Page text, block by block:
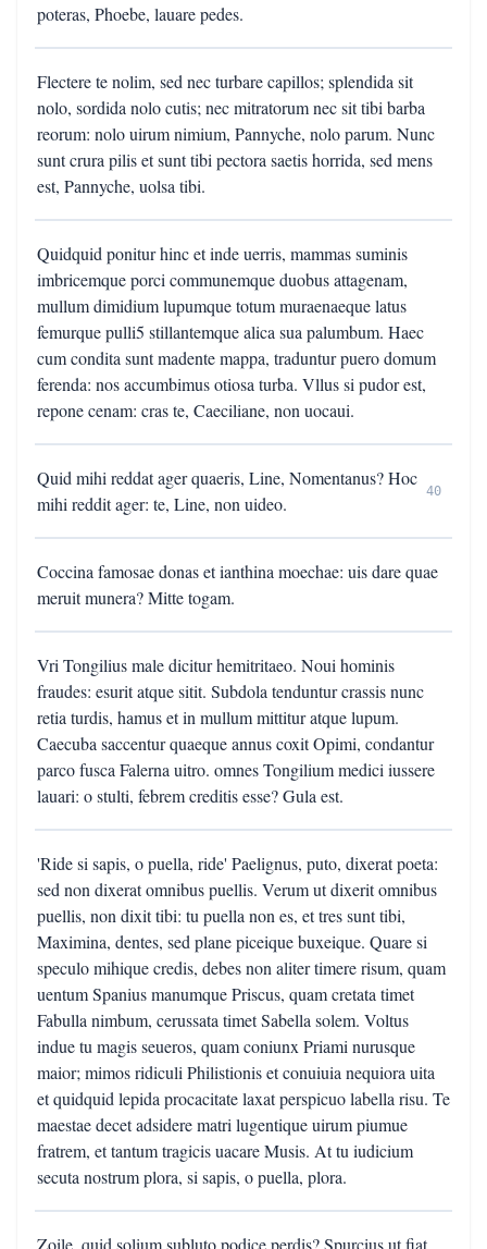
poteras, Phoebe, lauare pedes.
Flectere te nolim, sed nec turbare capillos; splendida sit
nolo, sordida nolo cutis; nec mitratorum nec sit tibi barba
reorum: nolo uirum nimium, Pannyche, nolo parum. Nunc
sunt crura pilis et sunt tibi pectora saetis horrida, sed mens
est, Pannyche, uolsa tibi.
Quidquid ponitur hinc et inde uerris, mammas suminis
imbricemque porci communemque duobus attagenam,
mullum dimidium lupumque totum muraenaeque latus
femurque pulli5 stillantemque alica sua palumbum. Haec
cum condita sunt madente mappa, traduntur puero domum
ferenda: nos accumbimus otiosa turba. Vllus si pudor est,
repone cenam: cras te, Caeciliane, non uocaui.
Quid mihi reddat ager quaeris, Line, Nomentanus? Hoc
mihi reddit ager: te, Line, non uideo.
40
Coccina famosae donas et ianthina moechae: uis dare quae
meruit munera? Mitte togam.
Vri Tongilius male dicitur hemitritaeo. Noui hominis
fraudes: esurit atque sitit. Subdola tenduntur crassis nunc
retia turdis, hamus et in mullum mittitur atque lupum.
Caecuba saccentur quaeque annus coxit Opimi, condantur
parco fusca Falerna uitro. omnes Tongilium medici iussere
lauari: o stulti, febrem creditis esse? Gula est.
'Ride si sapis, o puella, ride' Paelignus, puto, dixerat poeta:
sed non dixerat omnibus puellis. Verum ut dixerit omnibus
puellis, non dixit tibi: tu puella non es, et tres sunt tibi,
Maximina, dentes, sed plane piceique buxeique. Quare si
speculo mihique credis, debes non aliter timere risum, quam
uentum Spanius manumque Priscus, quam cretata timet
Fabulla nimbum, cerussata timet Sabella solem. Voltus
indue tu magis seueros, quam coniunx Priami nurusque
maior; mimos ridiculi Philistionis et conuiuia nequiora uita
et quidquid lepida procacitate laxat perspicuo labella risu. Te
maestae decet adsidere matri lugentique uirum piumue
fratrem, et tantum tragicis uacare Musis. At tu iudicium
secuta nostrum plora, si sapis, o puella, plora.
Zoile, quid solium subluto podice perdis? Spurcius ut fiat,